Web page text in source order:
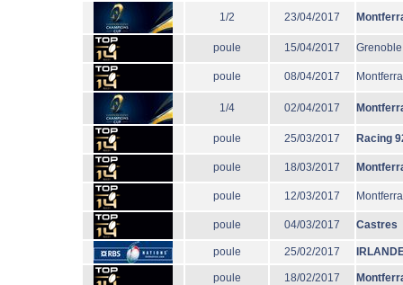
1/2 23/04/2017
poule 15/04/2017 Grenoble
poule 08/04/2017
1/4 02/04/2017
poule 25/03/2017 Racing
poule 18/03/2017
poule 12/03/2017
poule 04/03/2017 Castres
poule 25/02/2017
poule 18/02/2017